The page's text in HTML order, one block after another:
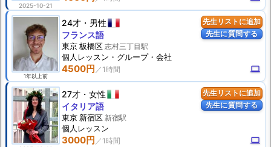
2025-10-21
先生リストに追加
先生に質問する
1年以上前
24才 男性
4500円 computer
フランス語
東京 板橋区 志村三丁目駅
個人 レッスン ・グループ・会社
先生リストに追加
先生に質問する
27才 女性
3000円 computer
イタリア語
東京 新宿区 新宿駅
個人 レッスン